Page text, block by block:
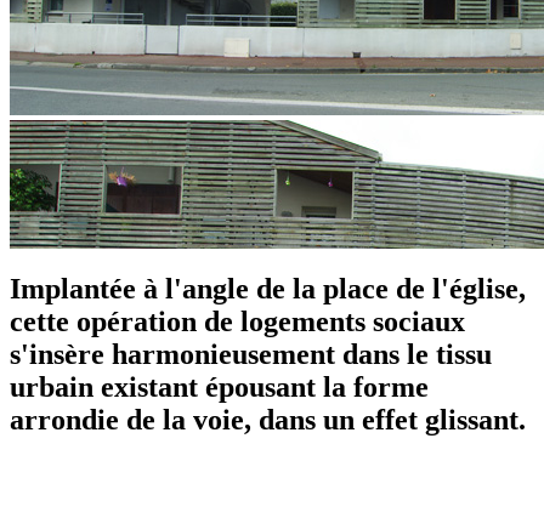
Implantée à l'angle de la place de l'église,
cette opération de logements sociaux
s'insère harmonieusement dans le tissu
urbain existant épousant la forme
arrondie de la voie, dans un effet glissant.